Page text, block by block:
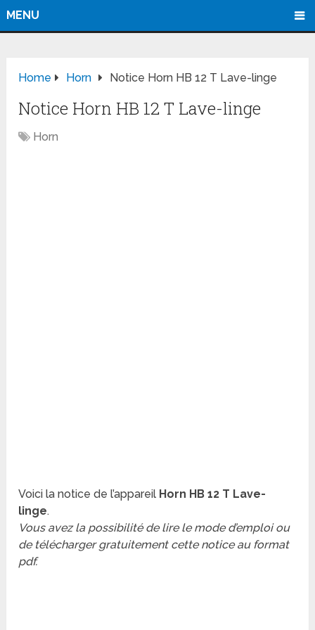
MENU
Home Horn Notice Horn HB 12 T Lave-linge
Notice Horn HB 12 T Lave-linge
Horn
Voici la notice de l’appareil Horn HB 12 T Lave-
linge.
Vous avez la possibilité de lire le mode d’emploi ou
de télécharger gratuitement cette notice au format
pdf.